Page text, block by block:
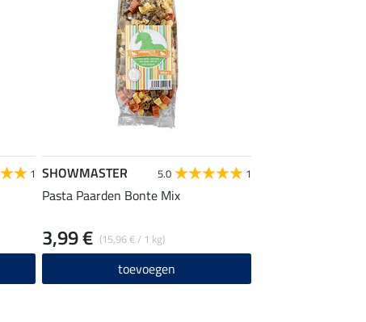
1 SHOWMASTER 5.0 1
Pasta Paarden Bonte Mix
(15,96 € / 1 kg)
3,99 €
toevoegen